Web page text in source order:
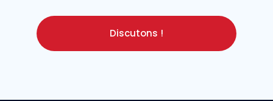
Discutons !